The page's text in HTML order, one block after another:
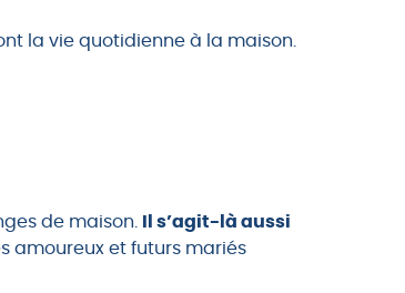
la vie quotidienne à la maison.
de maison.
Il s’agit-là aussi
amoureux et futurs mariés